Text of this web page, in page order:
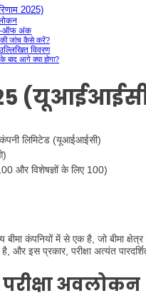
2025)
ऑफ अंक
जांच कैसे करें?
विवरण
आगे क्या होगा?
(यूआईआईसी
कंपनी लिमिटेड (यूआईआईसी)
और विशेषज्ञों के लिए 100)
बीमा कंपनियों में से एक है, जो बीमा
और इस प्रकार, परीक्षा अत्यंत
परीक्षा अवलोकन